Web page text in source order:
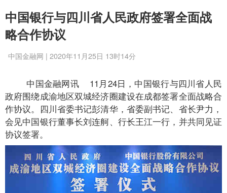
中国银行与四川省人民政府签署全面战
略合作协议
中国金融网 | 2020年11月25日 13时14分
中国金融网讯 11月24日，中国银行与四川省人民
政府围绕成渝地区双城经济圈建设在成都签署全面战略合
作协议。四川省委书记彭清华，省委副书记、省长尹力，
会见中国银行董事长刘连舸、行长王江一行，并共同见证
协议签署。